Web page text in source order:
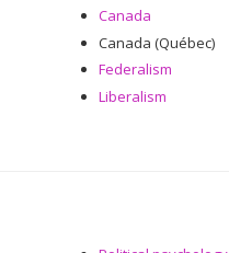
Canada
Canada (Québec)
Federalism
Liberalism